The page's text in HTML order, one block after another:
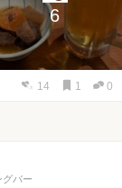
6
14 1 0
バー